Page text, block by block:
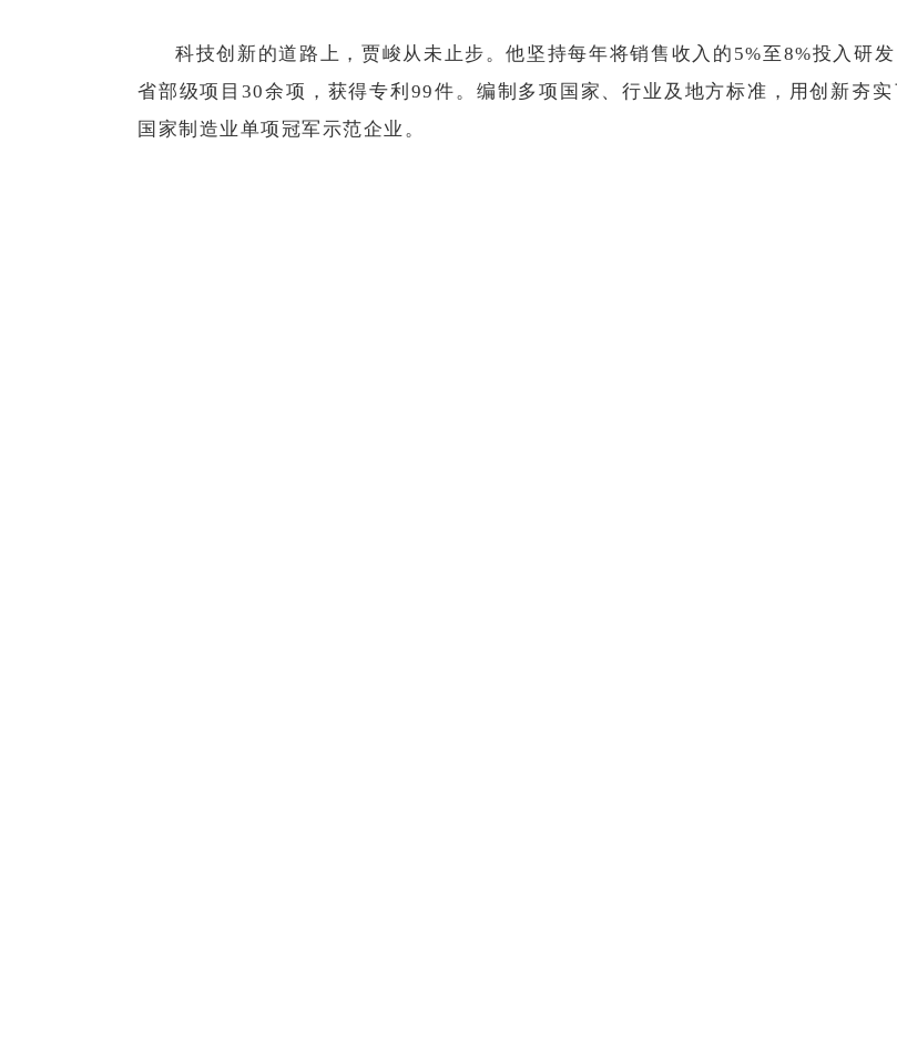
科技创新的道路上，贾峻从未止步。他坚持每年将销售收入的5%至8%投入研
省部级项目30余项，获得专利99件。编制多项国家、行业及地方标准，用创新夯
国家制造业单项冠军示范企业。